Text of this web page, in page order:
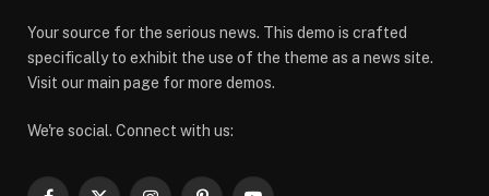
Your source for the serious news. This demo is crafted
specifically to exhibit the use of the theme as a news site.
Visit our main page for more demos.
We're social. Connect with us: